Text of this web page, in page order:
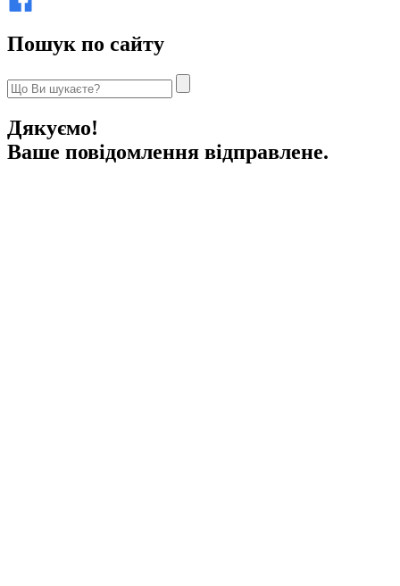
Пошук по сайту
Дякуємо!
Ваше повідомлення відправлене.